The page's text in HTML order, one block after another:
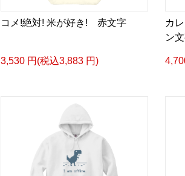
コメ!絶対! 米が好き! 赤文字
3,530 円(税込3,883 円)
カ
ン